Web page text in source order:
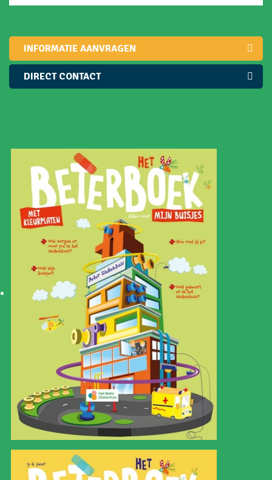
INFORMATIE AANVRAGEN
DIRECT CONTACT